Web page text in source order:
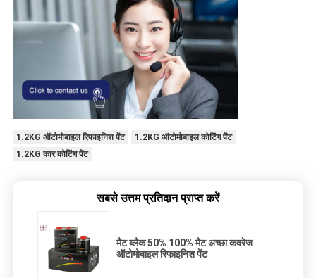
1.2KG ऑटोमोबाइल रिफाइनिश पेंट
1.2KG ऑटोमोबाइल कोटिंग पेंट
1.2KG कार कोटिंग पेंट
सबसे उत्तम प्रतिदान प्राप्त करें
मैट ब्लैक 50% 100% मैट अच्छा कवरेज
ऑटोमोबाइल रिफाइनिश पेंट